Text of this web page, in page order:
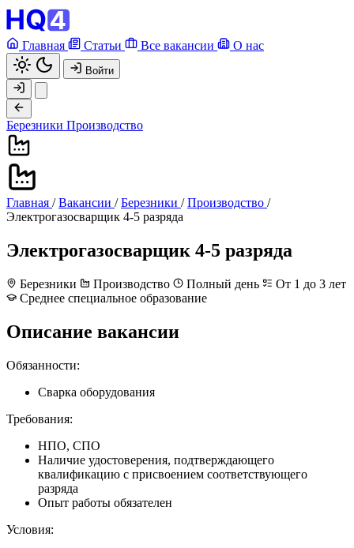
Главная Статьи Все вакансии О нас
Войти
Березники Производство
Главная / Вакансии / Березники / Производство /
Электрогазосварщик 4-5 разряда
Электрогазосварщик 4-5 разряда
Березники Производство Полный день
От 1 до 3 лет
Среднее специальное образование
Описание вакансии
Обязанности:
Сварка оборудования
Требования:
НПО, СПО
Наличие удостоверения, подтверждающего
квалификацию с присвоением соответствующего
разряда
Опыт работы обязателен
Условия: